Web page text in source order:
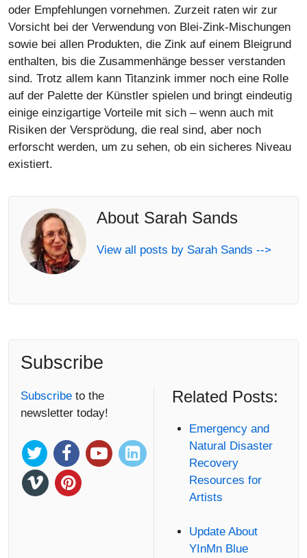
oder Empfehlungen vornehmen. Zurzeit raten wir zur
Vorsicht bei der Verwendung von Blei-Zink-Mischungen
sowie bei allen Produkten, die Zink auf einem Bleigrund
enthalten, bis die Zusammenhänge besser verstanden
sind. Trotz allem kann Titanzink immer noch eine Rolle
auf der Palette der Künstler spielen und bringt eindeutig
einige einzigartige Vorteile mit sich – wenn auch mit
Risiken der Versprödung, die real sind, aber noch
erforscht werden, um zu sehen, ob ein sicheres Niveau
existiert.
About Sarah Sands
View all posts by Sarah Sands -->
Subscribe
Subscribe to the
newsletter today!
Related Posts:
Emergency and
Natural Disaster
Recovery
Resources for
Artists
Update About
YInMn Blue